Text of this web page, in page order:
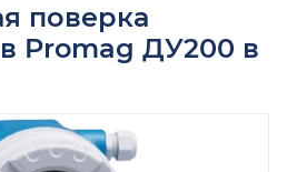
поверка
Promag ДУ200 в